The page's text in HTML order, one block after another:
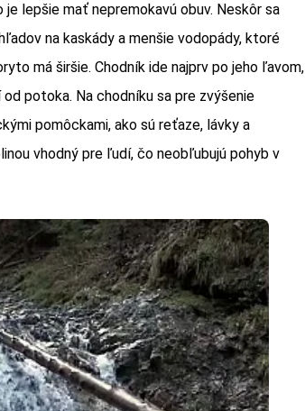
lepšie mať nepremokavú obuv. Neskôr sa
na kaskády a menšie vodopády, ktoré
má širšie. Chodník ide najprv po jeho ľavom,
potoka. Na chodníku sa pre zvýšenie
pomôckami, ako sú reťaze, lávky a
vhodný pre ľudí, čo neobľubujú pohyb v